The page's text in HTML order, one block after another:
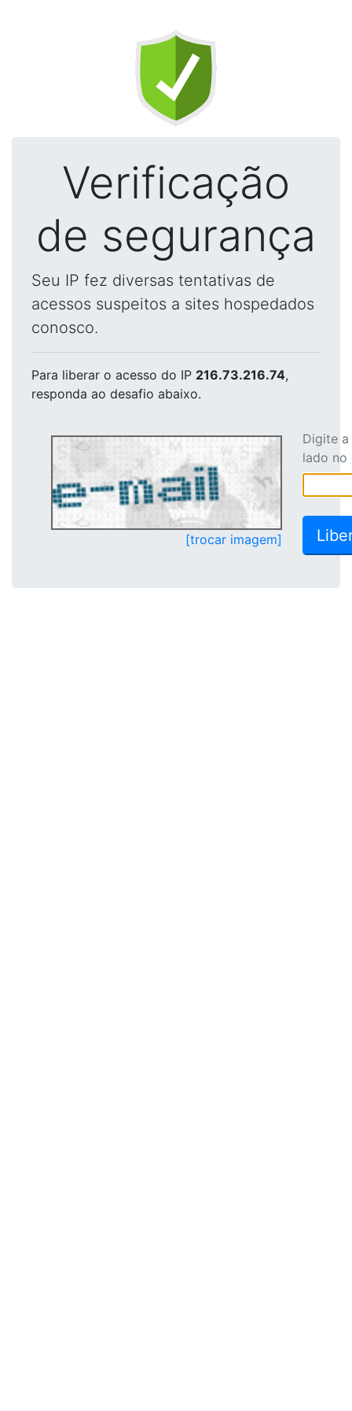
Verificação
de segurança
Seu IP fez diversas tentativas de
acessos suspeitos a sites hospedados
conosco.
Para liberar o acesso do IP 216.73.216.74,
responda ao desafio abaixo.
[trocar imagem]
Digite
lado no